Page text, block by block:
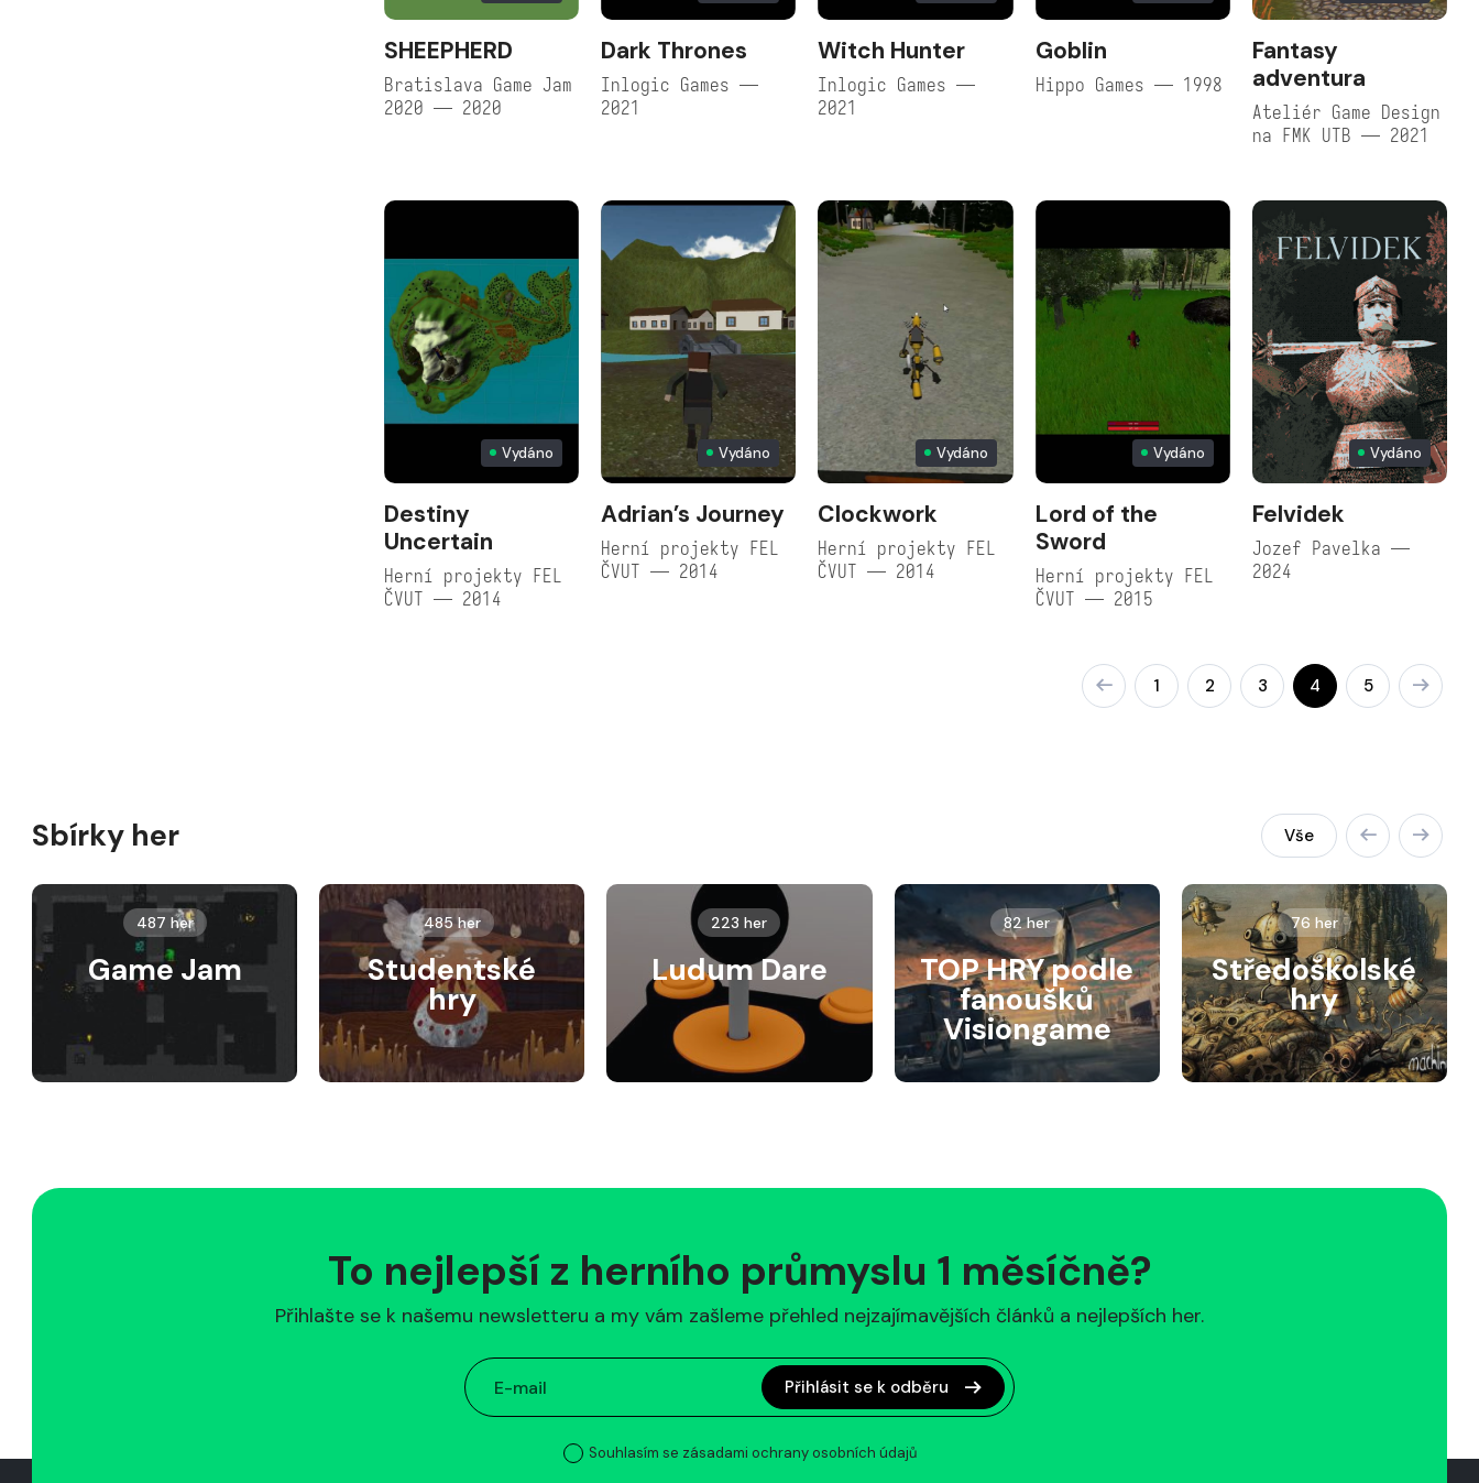
SHEEPHERD
Bratislava Game Jam
2020 — 2020
Dark Thrones
Inlogic Games —
2021
Witch Hunter
Inlogic Games —
2021
Goblin
Hippo Games — 1998
Fantasy
adventura
Ateliér Game Design
na FMK UTB — 2021
Vydáno
Destiny
Uncertain
Herní projekty FEL
ČVUT — 2014
Vydáno
Adrian’s Journey
Herní projekty FEL
ČVUT — 2014
Vydáno
Clockwork
Herní projekty FEL
ČVUT — 2014
Vydáno
Lord of the
Sword
Herní projekty FEL
ČVUT — 2015
Vydáno
Felvidek
Jozef Pavelka —
2024
1 2 3 4 5
Sbírky her Vše
487 her
Game Jam
485 her
Studentské
hry
223 her
Ludum Dare
82 her
TOP HRY podle
fanoušků
Visiongame
76 her
Středoškolské
hry
To nejlepší z herního průmyslu 1 měsíčně?
Přihlašte se k našemu newsletteru a my vám zašleme přehled nejzajímavějších článků a nejlepších her.
Přihlásit se k odběru
Souhlasím se zásadami ochrany osobních údajů